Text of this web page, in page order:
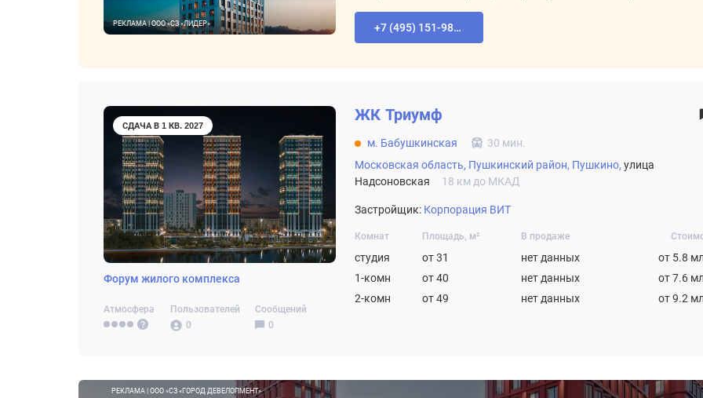
РЕКЛАМА | ООО «СЗ «ЛИДЕР» +7 (495) 151-98-94
СДАЧА В 1 КВ. 2027
Форум жилого комплекса
Атмосфера
Пользователей
0
Сообщений
0
ЖК Триумф
м. Бабушкинская
30 мин.
Московская область, Пушкинский район, Пушкино, улица
Надсоновская
18 км до МКАД
Застройщик: Корпорация ВИТ
Комнат Площадь, м² В продаже
студия от 31 нет данных
от 5.8
1-комн
от 40 нет данных
от 7.6
2-комн
от 49 нет данных от 9.2
РЕКЛАМА | ООО «СЗ «ГОРОД ДЕВЕЛОПМЕНТ»